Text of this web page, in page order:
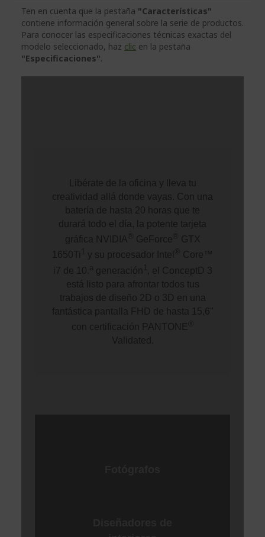
Ten en cuenta que la pestaña "Características"
contiene información general sobre la serie de productos.
Para conocer las especificaciones técnicas exactas del
modelo seleccionado, haz clic en la pestaña
"Especificaciones".